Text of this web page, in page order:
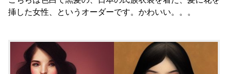
挿した女性、というオーダーです。かわいい。。。